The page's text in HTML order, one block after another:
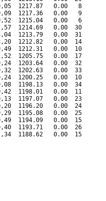
-
2012.